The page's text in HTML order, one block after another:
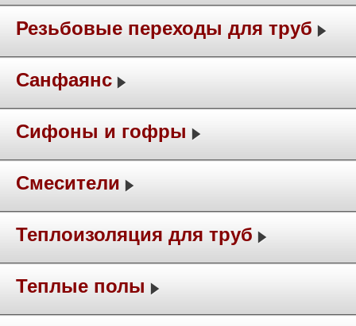
Резьбовые переходы для труб
Санфаянс
Сифоны и гофры
Смесители
Теплоизоляция для труб
Теплые полы